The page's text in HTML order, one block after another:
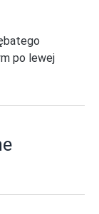
po lewej